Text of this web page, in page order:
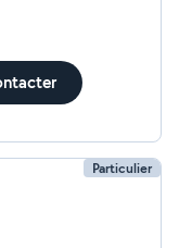
Particulier